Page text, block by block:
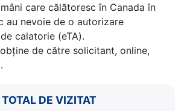
care călătoresc în Canada în
au nevoie de o autorizare
calatorie (eTA).
de către solicitant, online,
TOTAL DE VIZITAT